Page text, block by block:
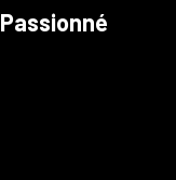
Passionné